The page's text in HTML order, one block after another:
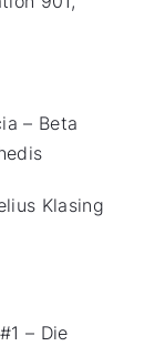
– Beta
Klasing
– Die